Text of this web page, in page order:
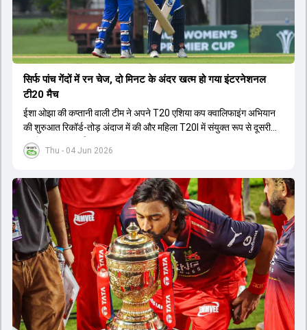
Thu - 04 Jun 2026
सिर्फ पांच गेंदों में रन चेज, दो मिनट के अंदर खत्म हो गया इंटरनेशनल
टी20 मैच
ईशा ओझा की कप्तानी वाली टीम ने अपने T20 एशिया कप क्वालिफाइंग अभियान
की शुरुआत रिकॉर्ड-तोड़ अंदाज में की और महिला T20I में संयुक्त रूप से दूसरी
सबसे बड़ी जीत दर्ज की.